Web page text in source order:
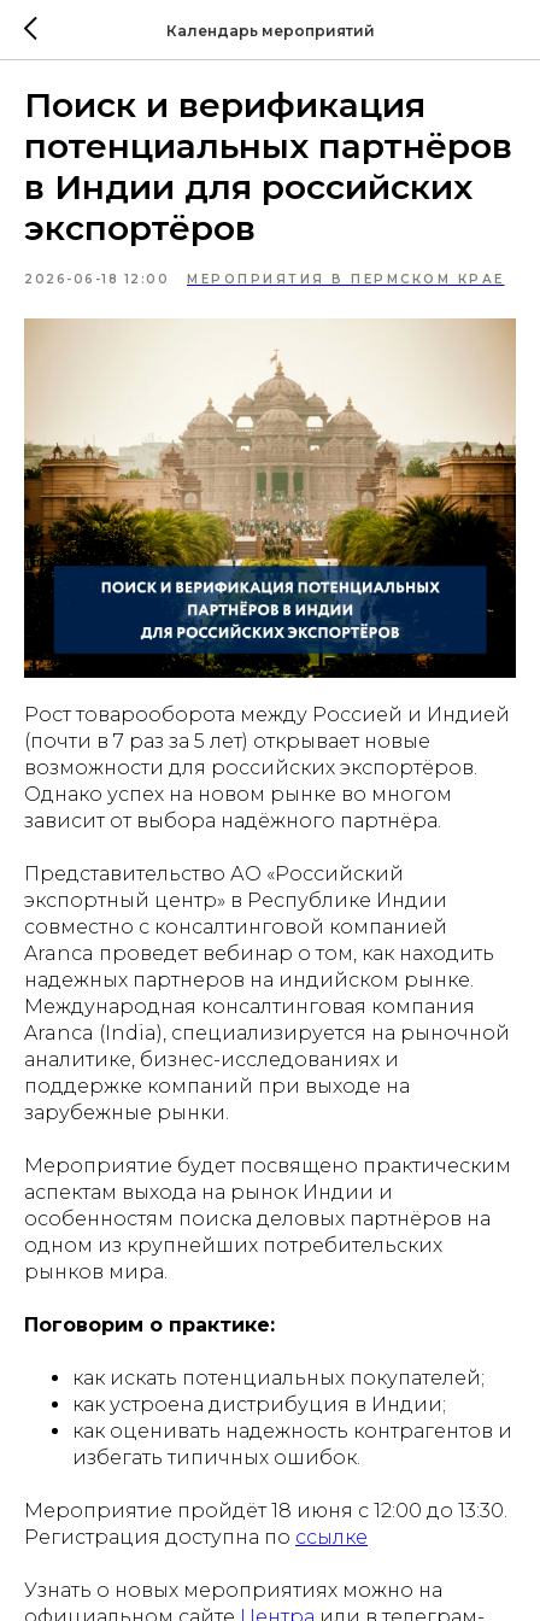
Календарь мероприятий
Поиск и верификация
потенциальных партнёров
в Индии для российских
экспортёров
2026-06-18 12:00 МЕРОПРИЯТИЯ В ПЕРМСКОМ КРАЕ
Рост товарооборота между Россией и Индией
(почти в 7 раз за 5 лет) открывает новые
возможности для российских экспортёров.
Однако успех на новом рынке во многом
зависит от выбора надёжного партнёра.
Представительство АО «Российский
экспортный центр» в Республике Индии
совместно с консалтинговой компанией
Aranca проведет вебинар о том, как находить
надежных партнеров на индийском рынке.
Международная консалтинговая компания
Aranca (India), специализируется на рыночной
аналитике, бизнес-исследованиях и
поддержке компаний при выходе на
зарубежные рынки.
Мероприятие будет посвящено практическим
аспектам выхода на рынок Индии и
особенностям поиска деловых партнёров на
одном из крупнейших потребительских
рынков мира.
Поговорим о практике:
как искать потенциальных покупателей;
как устроена дистрибуция в Индии;
как оценивать надежность контрагентов и
избегать типичных ошибок.
Мероприятие пройдёт 18 июня с 12:00 до 13:30.
Регистрация доступна по ссылке
Узнать о новых мероприятиях можно на